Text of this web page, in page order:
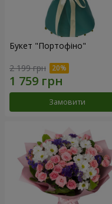
Букет "Портофіно"
2 199 грн
Замовити